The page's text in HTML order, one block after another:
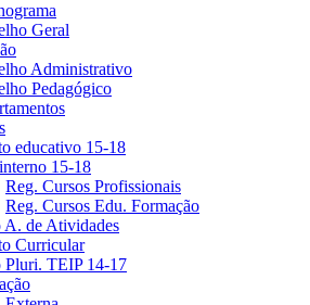
Geral
Administrativo
Pedagógico
educativo 15-18
15-18
Reg. Cursos Profissionais
Reg. Cursos Edu. Formação
A. de Atividades
Curricular
Pluri. TEIP 14-17